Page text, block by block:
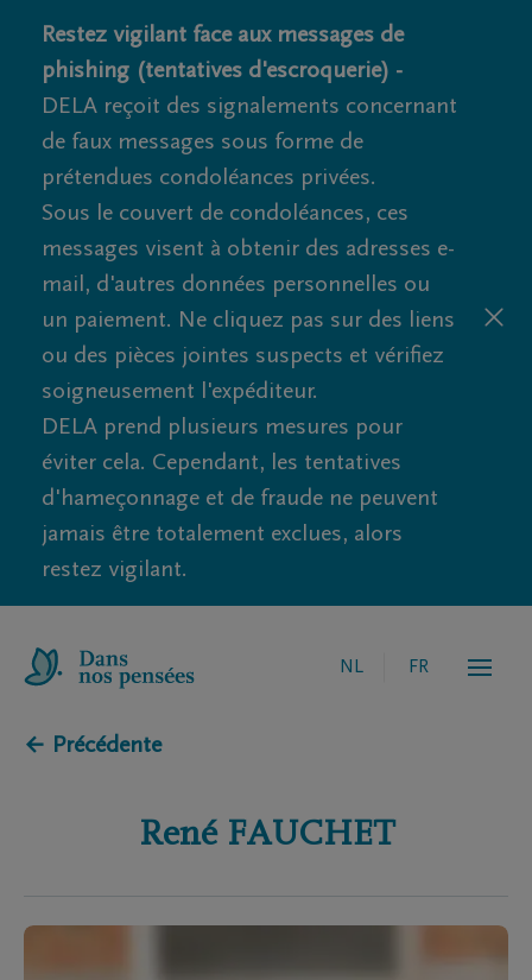
Restez vigilant face aux messages de
phishing (tentatives d'escroquerie) -
DELA reçoit des signalements concernant
de faux messages sous forme de
prétendues condoléances privées.
Sous le couvert de condoléances, ces
messages visent à obtenir des adresses e-
mail, d'autres données personnelles ou
un paiement. Ne cliquez pas sur des liens
ou des pièces jointes suspects et vérifiez
soigneusement l'expéditeur.
DELA prend plusieurs mesures pour
éviter cela. Cependant, les tentatives
d'hameçonnage et de fraude ne peuvent
jamais être totalement exclues, alors
restez vigilant.
NL FR
← Précédente
René FAUCHET